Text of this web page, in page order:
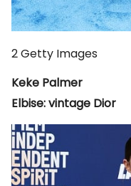
2Getty Images
Keke Palmer
Elbise: vintage Dior